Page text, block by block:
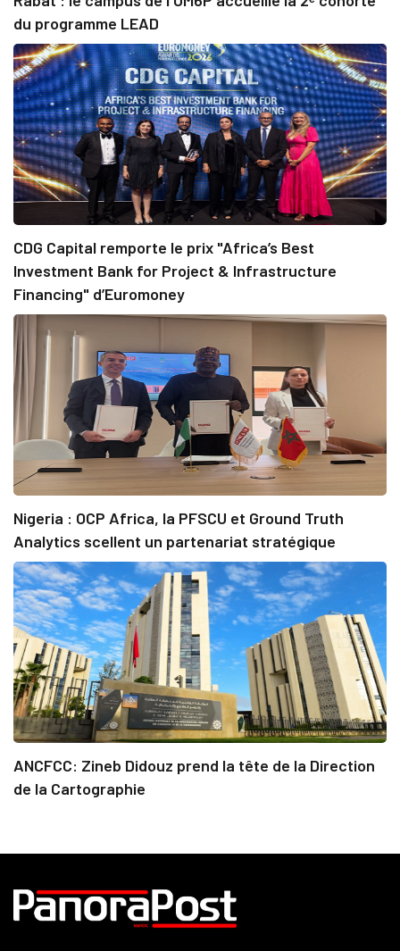
du programme LEAD
CDG Capital remporte le prix "Africa’s Best
Investment Bank for Project & Infrastructure
Financing" d’Euromoney
Nigeria : OCP Africa, la PFSCU et Ground Truth
Analytics scellent un partenariat stratégique
ANCFCC: Zineb Didouz prend la tête de la Direction
de la Cartographie